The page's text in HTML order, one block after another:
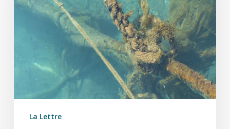
3,1/3
La Lettre